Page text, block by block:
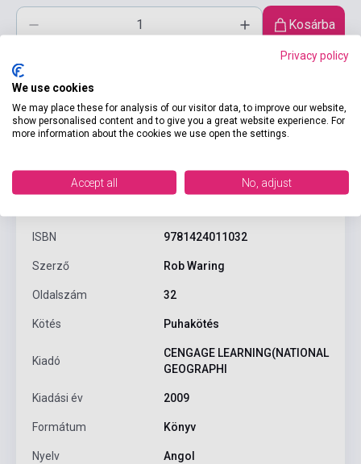
Kosárba
Termékjellemzők
ISBN 9781424011032
Szerző Rob Waring
Oldalszám 32
Kötés Puhakötés
Kiadó
CENGAGE LEARNING(NATIONAL
GEOGRAPHI
Kiadási év 2009
Formátum Könyv
Nyelv Angol
Privacy policy
We use cookies
We may place these for analysis of our visitor data, to improve our website,
show personalised content and to give you a great website experience. For
more information about the cookies we use open the settings.
Accept all No, adjust